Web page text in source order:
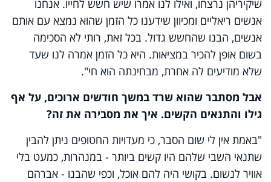
שיקיריהן נרצחו, ואילו לנו אמרו שיש חשש לחייו. אנחנו
אנשים ריאליים ומכיוון שידענו כל הזמן שהוא נמצא עם אותם
אנשים, הבנו שהחשש גדול. בכל זאת, רותי לא הסכימה
בשום אופן להכיר במציאות. היא כל הזמן אמרה לנו שעד
שלא מודיעים לה אחרת, מבחינתה הוא חי".
אבל מסתבר שהוא שרד במשך חודשים ארוכים, על אף
גילו והתנאים הקשים. איך את מסבירה את זה?
"באמת אין לי שום הסבר, כי מעדויות החטופים ניתן להבין
שתנאי השבי שלהם היו קשים ביותר - במנהרות, כמעט בלי
אוויר לנשום. בקושי היה להם אוכל, וכפי שהבנו - אברהם